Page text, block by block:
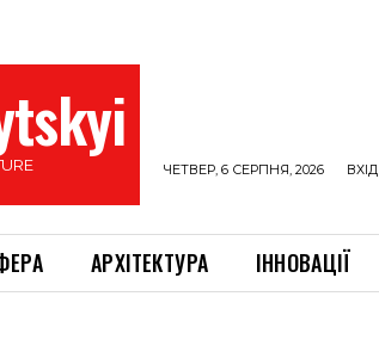
ЧЕТВЕР, 6 СЕРПНЯ, 2026 ВХІД
АРХІТЕКТУРА ІННОВАЦІЇ